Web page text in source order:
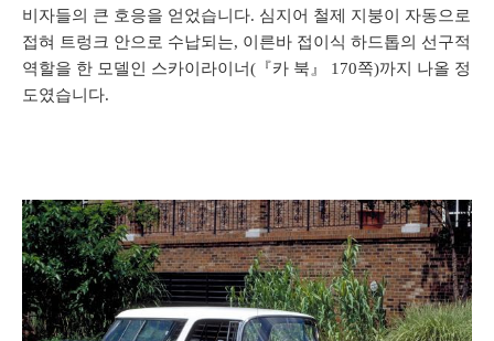
비자들의 큰 호응을 얻었습니다. 심지어 철제 지붕이 자동으로
접혀 트렁크 안으로 수납되는, 이른바 접이식 하드톱의 선구적
역할을 한 모델인 스카이라이너(『카 북』 170쪽)까지 나올 정
도였습니다.